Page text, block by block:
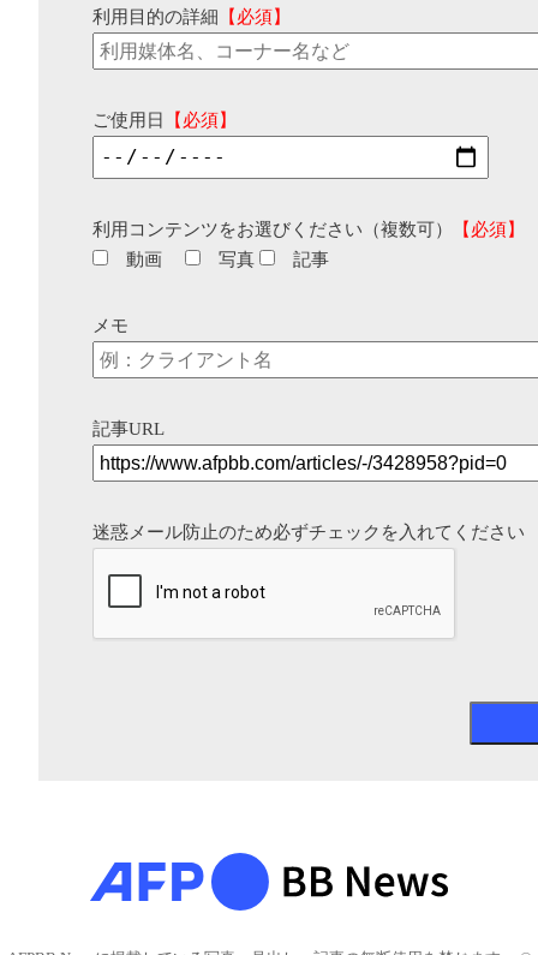
利用目的の詳細 【必須】
ご使用日 【必須】
利用コンテンツをお選びください（複数可）
【必須】
動画
写真 記事
メモ
記事URL
迷惑メール防止のため必ずチェックを入れてください